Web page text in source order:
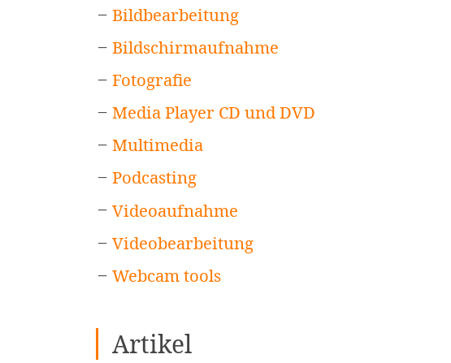
Bildbearbeitung
Bildschirmaufnahme
Fotografie
Media Player CD und DVD
Multimedia
Podcasting
Videoaufnahme
Videobearbeitung
Webcam tools
Artikel